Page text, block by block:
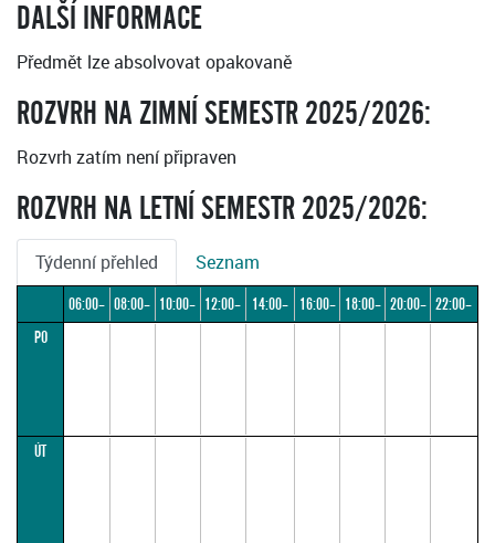
DALŠÍ INFORMACE
Předmět lze absolvovat opakovaně
ROZVRH NA ZIMNÍ SEMESTR 2025/2026:
Rozvrh zatím není připraven
ROZVRH NA LETNÍ SEMESTR 2025/2026:
Týdenní přehled Seznam
06:00– 08:00– 10:00– 12:00–
14:00–
16:00– 18:00– 20:00– 22:00–
PO
ÚT